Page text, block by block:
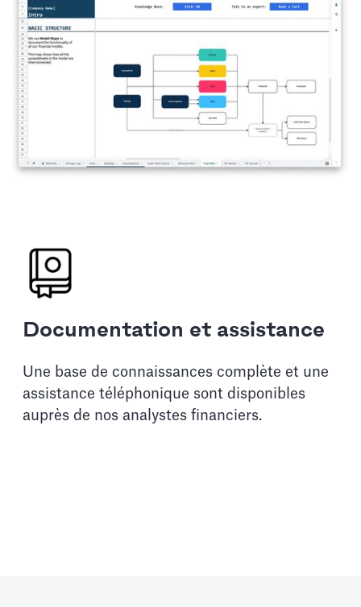
Documentation et assistance
Une base de connaissances complète et une
assistance téléphonique sont disponibles
auprès de nos analystes financiers.